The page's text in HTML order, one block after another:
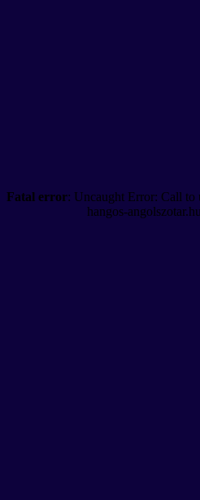
Fatal error: Uncaught Error: Call to
hangos-